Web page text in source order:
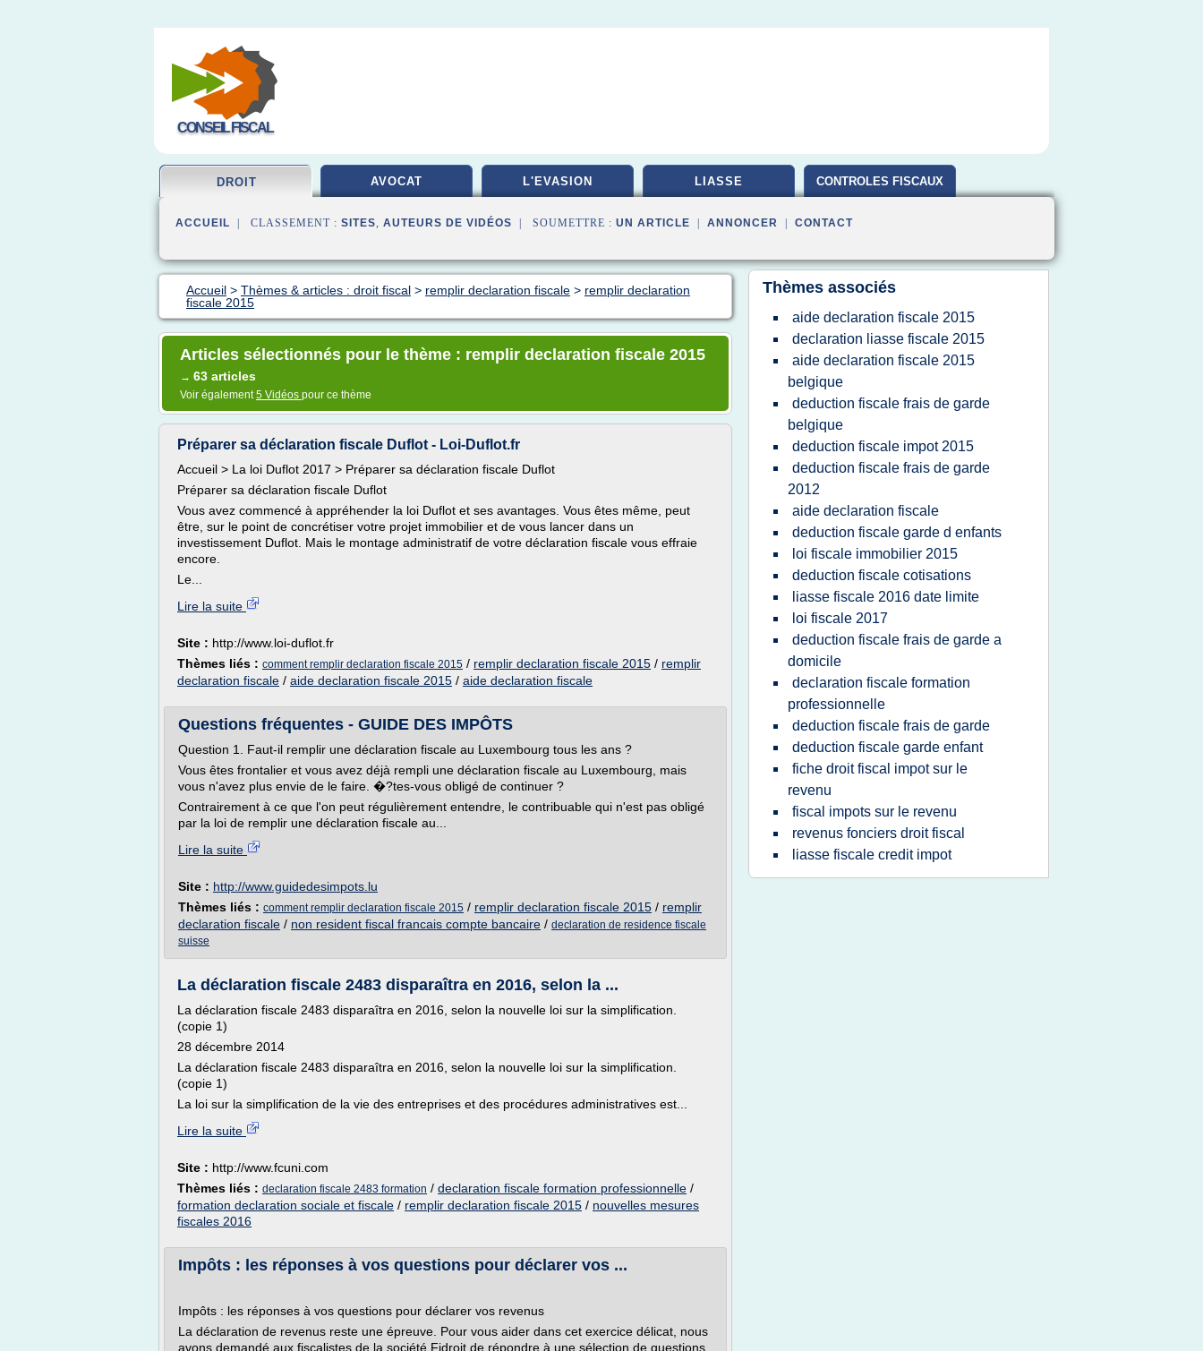
CONSEIL FISCAL
DROIT AVOCAT L'EVASION LIASSE CONTROLES FISCAUX
ACCUEIL | CLASSEMENT : SITES, AUTEURS DE VIDÉOS | SOUMETTRE : UN ARTICLE ANNONCER CONTACT
Accueil > Thèmes & articles : droit fiscal > remplir declaration fiscale > remplir declaration
fiscale 2015
Articles sélectionnés pour le thème : remplir declaration fiscale 2015
→ 63 articles
Voir également5 Vidéos pour ce thème
Préparer sa déclaration fiscale Duflot - Loi-Duflot.fr
Accueil > La loi Duflot 2017 > Préparer sa déclaration fiscale Duflot
Préparer sa déclaration fiscale Duflot
Vous avez commencé à appréhender la loi Duflot et ses avantages. Vous êtes même, peut
être, sur le point de concrétiser votre projet immobilier et de vous lancer dans un
investissement Duflot. Mais le montage administratif de votre déclaration fiscale vous effraie
encore.
Le...
Lire la suite
Site : http://www.loi-duflot.fr
Thèmes liés : comment remplir declaration fiscale 2015 / remplir declaration fiscale 2015 / remplir
declaration fiscale / aide declaration fiscale 2015 / aide declaration fiscale
Questions fréquentes - GUIDE DES IMPÔTS
Question 1. Faut-il remplir une déclaration fiscale au Luxembourg tous les ans ?
Vous êtes frontalier et vous avez déjà rempli une déclaration fiscale au Luxembourg, mais
vous n'avez plus envie de le faire. �?tes-vous obligé de continuer ?
Contrairement à ce que l'on peut régulièrement entendre, le contribuable qui n'est pas obligé
par la loi de remplir une déclaration fiscale au...
Lire la suite
Site : http://www.guidedesimpots.lu
Thèmes liés : comment remplir declaration fiscale 2015 / remplir declaration fiscale 2015 / remplir
declaration fiscale / non resident fiscal francais compte bancaire / declaration de residence fiscale
suisse
La déclaration fiscale 2483 disparaîtra en 2016, selon la ...
La déclaration fiscale 2483 disparaîtra en 2016, selon la nouvelle loi sur la simplification.
(copie 1)
28 décembre 2014
La déclaration fiscale 2483 disparaîtra en 2016, selon la nouvelle loi sur la simplification.
(copie 1)
La loi sur la simplification de la vie des entreprises et des procédures administratives est...
Lire la suite
Site : http://www.fcuni.com
Thèmes liés : declaration fiscale 2483 formation / declaration fiscale formation professionnelle /
formation declaration sociale et fiscale / remplir declaration fiscale 2015 / nouvelles mesures
fiscales 2016
Impôts : les réponses à vos questions pour déclarer vos ...
Impôts : les réponses à vos questions pour déclarer vos revenus
La déclaration de revenus reste une épreuve. Pour vous aider dans cet exercice délicat, nous
avons demandé aux fiscalistes de la société Fidroit de répondre à une sélection de questions
Thèmes associés
aide declaration fiscale 2015
declaration liasse fiscale 2015
aide declaration fiscale 2015
belgique
deduction fiscale frais de garde
belgique
deduction fiscale impot 2015
deduction fiscale frais de garde
2012
aide declaration fiscale
deduction fiscale garde d enfants
loi fiscale immobilier 2015
deduction fiscale cotisations
liasse fiscale 2016 date limite
loi fiscale 2017
deduction fiscale frais de garde a
domicile
declaration fiscale formation
professionnelle
deduction fiscale frais de garde
deduction fiscale garde enfant
fiche droit fiscal impot sur le
revenu
fiscal impots sur le revenu
revenus fonciers droit fiscal
liasse fiscale credit impot